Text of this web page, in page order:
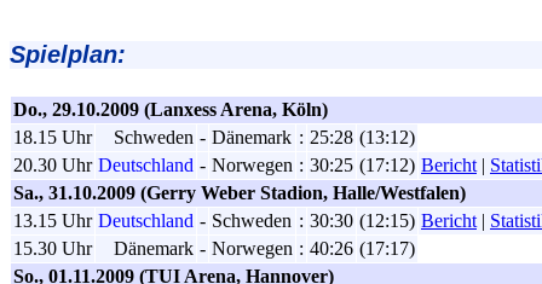
Spielplan:
Do., 29.10.2009 (Lanxess Arena, Köln)
18.15 Uhr
Schweden - Dänemark : 25:28 (13:12)
20.30 Uhr Deutschland - Norwegen : 30:25 (17:12) Bericht |
Sa., 31.10.2009 (Gerry Weber Stadion, Halle/Westfalen)
13.15 Uhr Deutschland - Schweden : 30:30 (12:15) Bericht |
15.30 Uhr
Dänemark - Norwegen : 40:26 (17:17)
So., 01.11.2009 (TUI Arena, Hannover)